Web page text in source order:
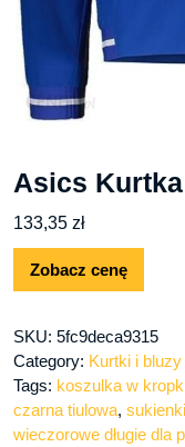
Asics
133,35 zł
Zobacz cenę
SKU: 5fc9deca9315
Category: Kurtki i
Tags: koszulka w
czarna tiulowa,
wieczorowe długie dla